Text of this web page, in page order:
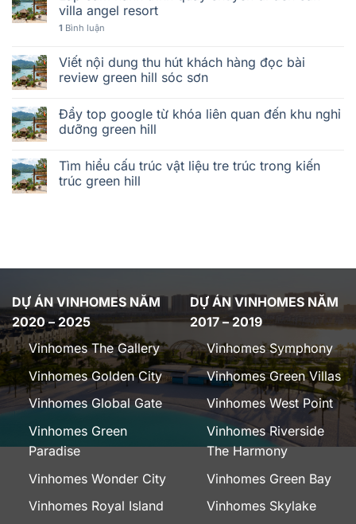
villa angel resort
1 Bình luận
Viết nội dung thu hút khách hàng đọc bài
review green hill sóc sơn
Đẩy top google từ khóa liên quan đến khu nghỉ
dưỡng green hill
Tìm hiểu cấu trúc vật liệu tre trúc trong kiến
trúc green hill
DỰ ÁN VINHOMES NĂM
2020 – 2025
Vinhomes The Gallery
Vinhomes Golden City
Vinhomes Global Gate
Vinhomes Green
Paradise
Vinhomes Wonder City
Vinhomes Royal Island
DỰ ÁN VINHOMES NĂM
2017 – 2019
Vinhomes Symphony
Vinhomes Green Villas
Vinhomes West Point
Vinhomes Riverside
The Harmony
Vinhomes Green Bay
Vinhomes Skylake